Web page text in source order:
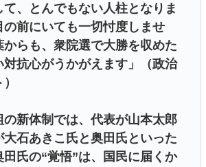
、とんでもない人柱となりま
前にいても一切忖度しませ
からも、衆院選で大勝を収めた
対抗心がうかがえます」（政治
新体制では、代表が山本太郎
大石あきこ氏と奥田氏といった
氏の“覚悟”は、国民に届くか